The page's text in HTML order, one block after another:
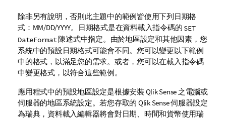
除非另有說明，否則此主題中的範例皆使用下列日期格
式：MM/DD/YYYY。日期格式是在資料載入指令碼的 SET
DateFormat陳述式中指定。由於地區設定和其他因素，您
系統中的預設日期格式可能會不同。您可以變更以下範例
中的格式，以滿足您的需求。或者，您可以在載入指令碼
中變更格式，以符合這些範例。
應用程式中的預設地區設定是根據安裝 Qlik Sense 之電腦或
伺服器的地區系統設定。若您存取的 Qlik Sense伺服器設定
為瑞典，資料載入編輯器將會對日期、時間和貨幣使用瑞